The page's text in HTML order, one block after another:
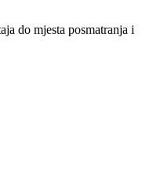
do mjesta posmatranja i